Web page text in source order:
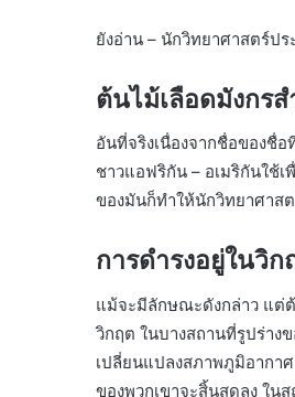
ยังอ่าน – นักวิทยาศาสตร์ป
ต้นไม้เลือดมังกร
อันที่จริงเนื่องจากชื่อของชื่
ชาวแอฟริกัน – อเมริกันใช้
ของมันก็ทำให้นักวิทยาศาส
การดำรงอยู่ในวิก
แม้จะมีลักษณะดังกล่าว แต่
วิกฤต ในบางสถานที่รูปร่าง
เปลี่ยนแปลงสภาพภูมิอากา
ของพวกเขาจะสิ้นสุดลง ใน